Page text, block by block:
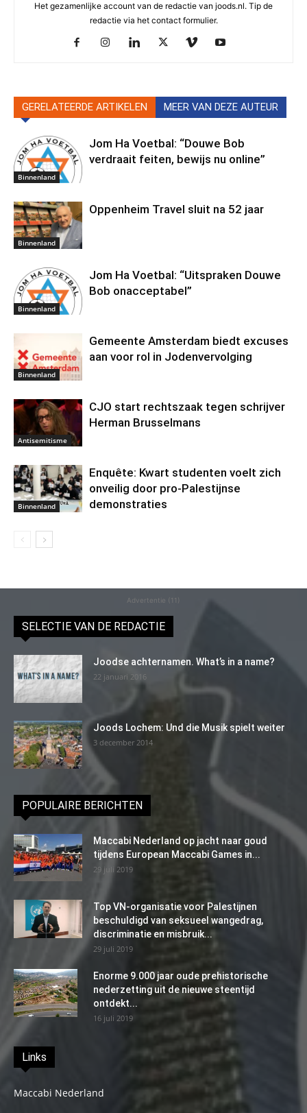
Het gezamenlijke account van de redactie van joods.nl. Tip de
redactie via het contact formulier.
GERELATEERDE ARTIKELEN MEER VAN DEZE AUTEUR
Binnenland
Jom Ha Voetbal: “Douwe Bob
verdraait feiten, bewijs nu online”
Binnenland
Oppenheim Travel sluit na 52 jaar
Binnenland
Jom Ha Voetbal: “Uitspraken Douwe
Bob onacceptabel”
Binnenland
Gemeente Amsterdam biedt excuses
aan voor rol in Jodenvervolging
Antisemitisme
CJO start rechtszaak tegen schrijver
Herman Brusselmans
Binnenland
Enquête: Kwart studenten voelt zich
onveilig door pro-Palestijnse
demonstraties
Advertentie (11)
SELECTIE VAN DE REDACTIE
Joodse achternamen. What’s in a name?
22 januari 2016
Joods Lochem: Und die Musik spielt weiter
3 december 2014
POPULAIRE BERICHTEN
Maccabi Nederland op jacht naar goud
tijdens European Maccabi Games in...
29 juli 2019
Top VN-organisatie voor Palestijnen
beschuldigd van seksueel wangedrag,
discriminatie en misbruik...
29 juli 2019
Enorme 9.000 jaar oude prehistorische
nederzetting uit de nieuwe steentijd
ontdekt...
16 juli 2019
Links
Maccabi Nederland